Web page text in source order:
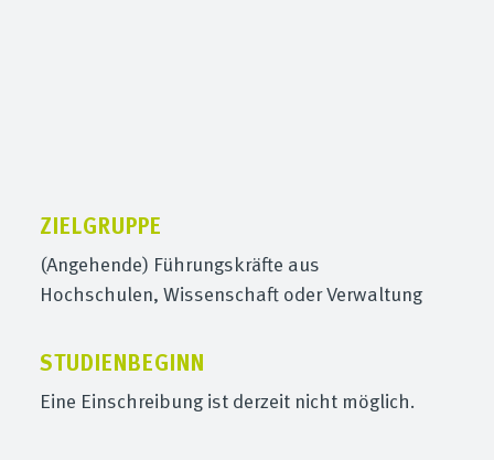
ZIELGRUPPE
(Angehende) Führungskräfte aus
Hochschulen, Wissenschaft oder Verwaltung
STUDIENBEGINN
Eine Einschreibung ist derzeit nicht möglich.